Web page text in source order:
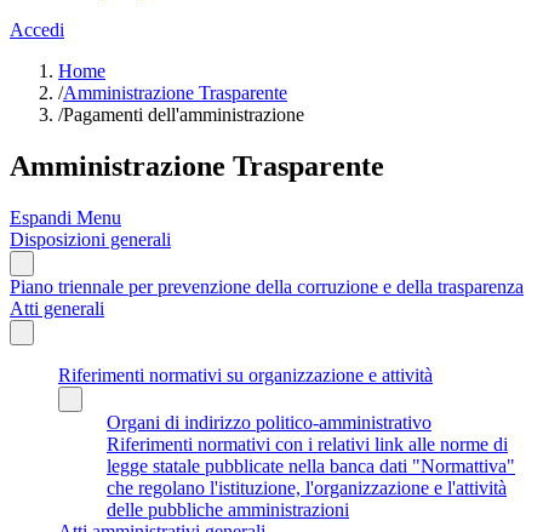
Accedi
Home
/Amministrazione Trasparente
/Pagamenti dell'amministrazione
Amministrazione Trasparente
Espandi Menu
Disposizioni generali
Piano triennale per prevenzione della corruzione e della trasparenza
Atti generali
Riferimenti normativi su organizzazione e attività
Organi di indirizzo politico-amministrativo
Riferimenti normativi con i relativi link alle norme di
legge statale pubblicate nella banca dati "Normattiva"
che regolano l'istituzione, l'organizzazione e l'attività
delle pubbliche amministrazioni